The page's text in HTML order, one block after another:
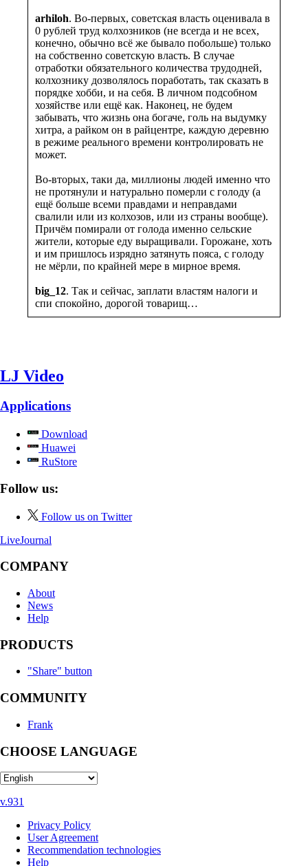
arhiloh. Во-первых, советская власть оценивала в
0 рублей труд колхозников (не всегда и не всех,
конечно, обычно всё же бывало побольше) только
на собственно советскую власть. В случае
отработки обязательного количества трудодней,
колхознику дозволялось поработать, так сказать в
порядке хобби, и на себя. В личном подсобном
хозяйстве или ещё как. Наконец, не будем
забывать, что жизнь она богаче, голь на выдумку
хитра, а райком он в райцентре, каждую деревню
в режиме реального времени контролировать не
может.
Во-вторых, таки да, миллионы людей именно что
не протянули и натурально померли с голоду (а
ещё больше всеми правдами и неправдами
свалили или из колхозов, или из страны вообще).
Причём помирали от голода именно сельские
жители, которые еду выращивали. Горожане, хоть
и им пришлось изрядно затянуть пояса, с голоду
не мёрли, по крайней мере в мирное время.
big_12. Так и сейчас, заплати властям налоги и
спи спокойно, дорогой товарищ…
LJ Video
Applications
Download
Huawei
RuStore
Follow us:
Follow us on Twitter
LiveJournal
COMPANY
About
News
Help
PRODUCTS
"Share" button
COMMUNITY
Frank
CHOOSE LANGUAGE
v.931
Privacy Policy
User Agreement
Recommendation technologies
Help